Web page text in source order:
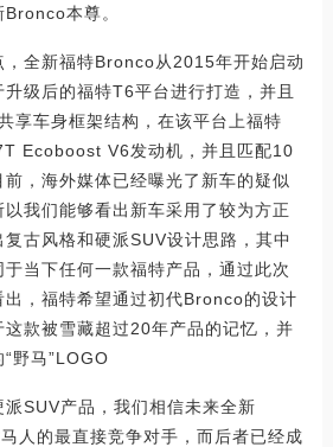
本尊。
全新福特Bronco从2015年开始启动
级后的福特T6平台进行打造，并且
享车身框架结构，在该平台上福特
Ecoboost V6发动机，并且匹配10
，海外媒体已经曝光了新车的疑似
我们能够看出新车采用了较为方正
古风格和硬派SUV设计思路，其中
当下任何一款福特产品，通过此次
，福特希望通过初代Bronco的设计
款被雪藏超过20年产品的记忆，并
野马”LOGO
SUV产品，我们相信未来全新
人的最直接竞争对手，而后者已经成